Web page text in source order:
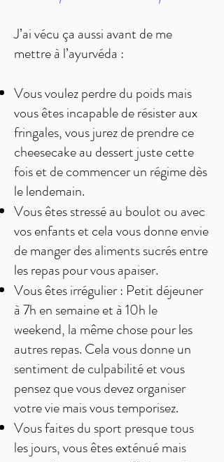
J’ai vécu ça aussi avant de me
mettre à l’ayurvéda :
Vous voulez perdre du poids mais
vous êtes incapable de résister aux
fringales, vous jurez de prendre ce
cheesecake au dessert juste cette
fois et de commencer un régime dès
le lendemain.
Vous êtes stressé au boulot ou avec
vos enfants et cela vous donne envie
de manger des aliments sucrés entre
les repas pour vous apaiser.
Vous êtes irrégulier : Petit déjeuner
à 7h en semaine et à 10h le
weekend, la même chose pour les
autres repas. Cela vous donne un
sentiment de culpabilité et vous
pensez que vous devez organiser
votre vie mais vous temporisez.
Vous faites du sport presque tous
les jours, vous êtes exténué mais